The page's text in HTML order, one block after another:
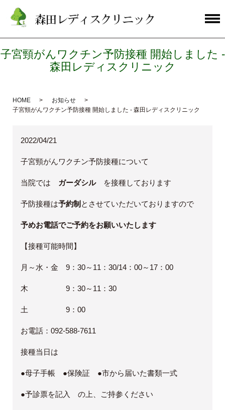
子宮頸がんワクチン予防接種 開始しました -
森田レディスクリニック
HOME
お知らせ
子宮頸がんワクチン予防接種 開始しました - 森田レディスクリニック
2022/04/21
子宮頸がんワクチン予防接種について
当院では ガーダシルを接種しております
予防接種は予約制 とさせていただいておりますので
予めお電話でご予約をお願いいたします
【接種可能時間】
月～水・金 9：30～11：30/14：00～17：00
木 9：30～11：30
土 9：00
お電話：092-588-7611
接種当日は
●母子手帳 ●保険証 ●市から届いた書類一式
●予診票を記入 の上、ご持参ください